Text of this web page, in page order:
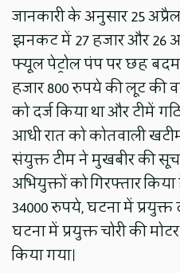
जानकारी के अनुसार 25
झनकट में 27 हजार और 26
फ्यूल पेट्रोल पंप पर छह
हजार 800 रुपये की लूट की
को दर्ज किया था और टीमें
आधी रात को कोतवाली
संयुक्त टीम ने मुखबीर की
अभियुक्तों को गिरफ्तार
34000 रुपये, घटना में
घटना में प्रयुक्त चोरी की
किया गया।